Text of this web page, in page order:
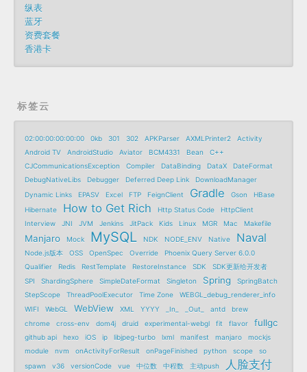
纵表
蓝牙
资费套餐
香港卡
标签云
02:00:00:00:00:00 0kb 301 302 APKParser AXMLPrinter2
Activity
Android TV
AndroidStudio Aviator BCM4331 Bean
C++
CJCommunicationsException
Compiler DataBinding DataX
DateFormat
DebugNativeLibs
Debugger Deferred Deep Link
DownloadManager
Dynamic Links
EPASV Excel FTP FeignClient Gradle Gson
HBase
Hibernate
How to Get Rich Http Status Code
HttpClient
Interview
JNI JVM Jenkins JitPack Kids Linux MGR Mac Makefile
Manjaro Mock MySQL NDK NODE_ENV Native Naval
Node.js版本 OSS OpenSpec Override
Phoenix Query Server 6.0.0
Qualifier
Redis RestTemplate RestoreInstance SDK
SDK更新给开发者
SPI
ShardingSphere SimpleDateFormat Singleton Spring
SpringBatch
StepScope
ThreadPoolExecutor Time Zone
WEBGL_debug_renderer_info
WIFI
WebGL WebView XML YYYY _In_ _Out_ antd
brew
chrome
cross-env dom4j druid experimental-webgl fit flavor fullgc
github api hexo iOS ip libjpeg-turbo lxml manifest manjaro
mockjs
module
nvm onActivityForResult onPageFinished python scope
so
spawn
v36 versionCode vue 中位数 中程数 主动push 人脸支付